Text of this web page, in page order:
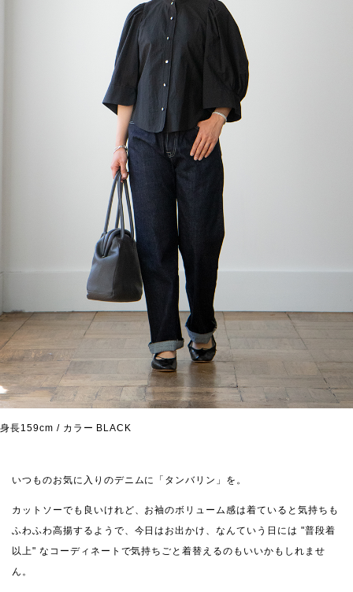
身長159cm / カラー BLACK
いつものお気に入りのデニムに「タンバリン」を。
カットソーでも良いけれど、お袖のボリューム感は着ていると気持ちも
ふわふわ高揚するようで、今日はお出かけ、なんていう日には "普段着
以上" なコーディネートで気持ちごと着替えるのもいいかもしれませ
ん。